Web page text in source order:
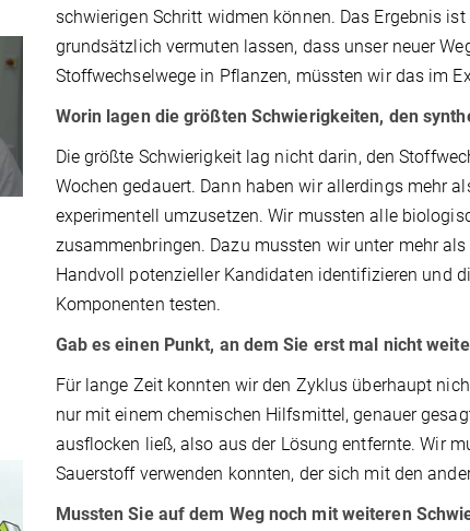
schwierigen Schritt widmen können. Das Ergebnis
grundsätzlich vermuten lassen, dass unser neuer
Stoffwechselwege in Pflanzen, müssten wir das im
Worin lagen die größten Schwierigkeiten, den
Die größte Schwierigkeit lag nicht darin, den
Wochen gedauert. Dann haben wir allerdings mehr
experimentell umzusetzen. Wir mussten alle
zusammenbringen. Dazu mussten wir unter mehr
Handvoll potenzieller Kandidaten identifizieren und
Komponenten testen.
Gab es einen Punkt, an dem Sie erst mal nicht
Für lange Zeit konnten wir den Zyklus überhaupt
nur mit einem chemischen Hilfsmittel, genauer
ausflocken ließ, also aus der Lösung entfernte. Wir
Sauerstoff verwenden konnten, der sich mit den
Mussten Sie auf dem Weg noch mit weiteren